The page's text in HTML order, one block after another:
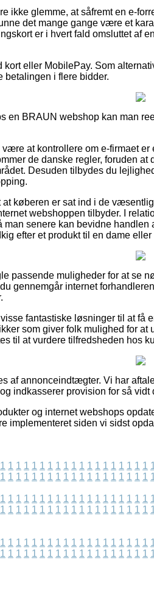
ikke glemme, at såfremt en e-
det mange gange være et
er i hvert fald omsluttet af
kort eller MobilePay. Som
i flere bidder.
en BRAUN webshop kan man
at kontrollere om e-firmaet
de danske regler, foruden
Desuden tilbydes du
at køberen er sat ind i de
webshoppen tilbyder. I
senere kan bevidne handlen
efter et produkt til en dame eller
passende muligheder for at se
gennemgår internet
fantastiske løsninger til at få
som giver folk mulighed for
til at vurdere tilfredsheden hos
af annonceindtægter. Vi har
indkasserer provision for så
og internet webshops
implementeret siden vi sidst
1 1 1 1 1 1 1 1 1 1 1 1 1 1 1 1 1 1 1
1 1 1 1 1 1 1 1 1 1 1 1 1 1 1 1 1 1 1
1 1 1 1 1 1 1 1 1 1 1 1 1 1 1 1 1 1 1
1 1 1 1 1 1 1 1 1 1 1 1 1 1 1 1 1 1 1
1 1 1 1 1 1 1 1 1 1 1 1 1 1 1 1 1 1 1
1 1 1 1 1 1 1 1 1 1 1 1 1 1 1 1 1 1 1